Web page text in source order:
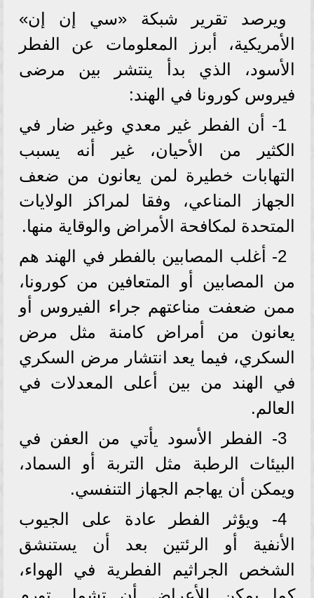
ويرصد تقرير شبكة «سي إن إن»
الأمريكية، أبرز المعلومات عن الفطر
الأسود، الذي بدأ ينتشر بين مرضى
فيروس كورونا في الهند:
1- أن الفطر غير معدي وغير ضار في
الكثير من الأحيان، غير أنه يسبب
التهابات خطيرة لمن يعانون من ضعف
الجهاز المناعي، وفقا لمراكز الولايات
المتحدة لمكافحة الأمراض والوقاية منها.
2- أغلب المصابين بالفطر في الهند هم
من المصابين أو المتعافين من كورونا،
ممن ضعفت مناعتهم جراء الفيروس أو
يعانون من أمراض كامنة مثل مرض
السكري، فيما يعد انتشار مرض السكري
في الهند من بين أعلى المعدلات في
العالم.
3- الفطر الأسود يأتي من العفن في
البيئات الرطبة مثل التربة أو السماد،
ويمكن أن يهاجم الجهاز التنفسي.
4- ويؤثر الفطر عادة على الجيوب
الأنفية أو الرئتين بعد أن يستنشق
الشخص الجراثيم الفطرية في الهواء،